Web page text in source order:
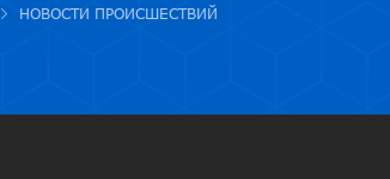
НОВОСТИ ПРОИСШЕСТВИЙ